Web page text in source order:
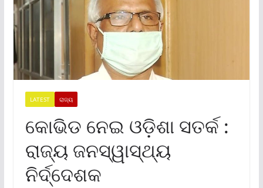
LATEST ରାଜ୍ୟ
କୋଭିଡ ନେଇ ଓଡ଼ିଶା ସତର୍କ :
ରାଜ୍ୟ ଜନସ୍ୱାସ୍ଥ୍ୟ
ନିର୍ଦ୍ଦେଶକ